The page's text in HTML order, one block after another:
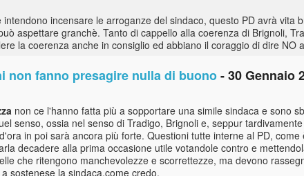
incensare le arroganze del sindaco, questo PD avrà vita
aspettare granchè. Tanto di cappello alla coerenza di Brignoli,
la coerenza anche in consiglio ed abbiano il coraggio di dire NO
non fanno presagire nulla di buono- 30 Gennaio
non ce l'hanno fatta più a sopportare una simile sindaca e sono
senso, ossia nel senso di Tradigo, Brignoli e, seppur
in poi sarà ancora più forte. Questioni tutte interne al PD,
decadere alla prima occasione utile votandole contro e
che ritengono manchevolezze e scorrettezze, ma devono
sostenese la sindaca,come credo.